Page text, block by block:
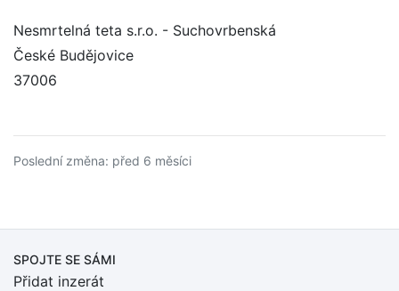
Nesmrtelná teta s.r.o. - Suchovrbenská
České Budějovice
37006
Poslední změna: před 6 měsíci
SPOJTE SE SÁMI
Přidat inzerát